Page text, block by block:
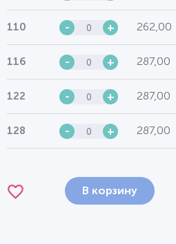
110 - + 262,00
116 - + 287,00
122 - + 287,00
128 - + 287,00
В корзину